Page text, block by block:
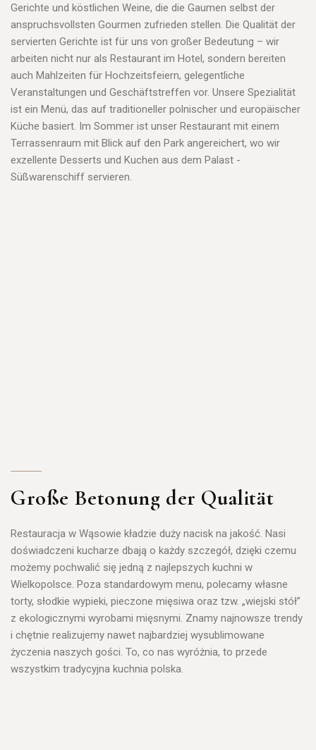
Gerichte und köstlichen Weine, die die Gaumen selbst der
anspruchsvollsten Gourmen zufrieden stellen. Die Qualität der
servierten Gerichte ist für uns von großer Bedeutung – wir
arbeiten nicht nur als Restaurant im Hotel, sondern bereiten
auch Mahlzeiten für Hochzeitsfeiern, gelegentliche
Veranstaltungen und Geschäftstreffen vor. Unsere Spezialität
ist ein Menü, das auf traditioneller polnischer und europäischer
Küche basiert. Im Sommer ist unser Restaurant mit einem
Terrassenraum mit Blick auf den Park angereichert, wo wir
exzellente Desserts und Kuchen aus dem Palast -
Süßwarenschiff servieren.
Große Betonung der Qualität
Restauracja w Wąsowie kładzie duży nacisk na jakość. Nasi
doświadczeni kucharze dbają o każdy szczegół, dzięki czemu
możemy pochwalić się jedną z najlepszych kuchni w
Wielkopolsce. Poza standardowym menu, polecamy własne
torty, słodkie wypieki, pieczone mięsiwa oraz tzw. „wiejski stół”
z ekologicznymi wyrobami mięsnymi. Znamy najnowsze trendy
i chętnie realizujemy nawet najbardziej wysublimowane
życzenia naszych gości. To, co nas wyróżnia, to przede
wszystkim tradycyjna kuchnia polska.